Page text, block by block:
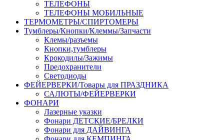
ТЕЛЕФОНЫ
ТЕЛЕФОНЫ МОБИЛЬНЫЕ
ТЕРМОМЕТРЫ/СПИРТОМЕРЫ
Тумблеры/Кнопки/Клеммы/Запчасти
Клемы/разъемы
Кнопки,тумблеры
Крокодилы/Зажимы
Предохранители
Светодиоды
ФЕЙЕРВЕРКИ/Товары для ПРАЗДНИКА
САЛЮТЫ/ФЕЙЕРВЕРКИ
ФОНАРИ
Лазерные указки
Фонари ДЕТСКИЕ/БРЕЛКИ
Фонари для ДАЙВИНГА